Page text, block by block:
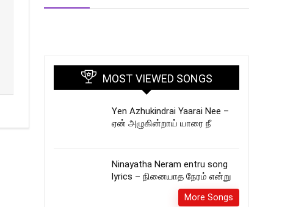
MOST VIEWED SONGS
Yen Azhukindrai Yaarai Nee –
ஏன் அழுகின்றாய் யாரை நீ
Ninayatha Neram entru song
lyrics – நினையாத நேரம் என்று
More Songs